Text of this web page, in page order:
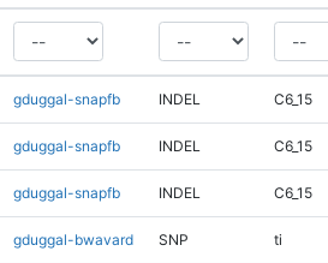
gduggal-snapfb INDEL C6_15
gduggal-snapfb INDEL C6_15
gduggal-snapfb INDEL C6_15
gduggal-bwavard SNP ti